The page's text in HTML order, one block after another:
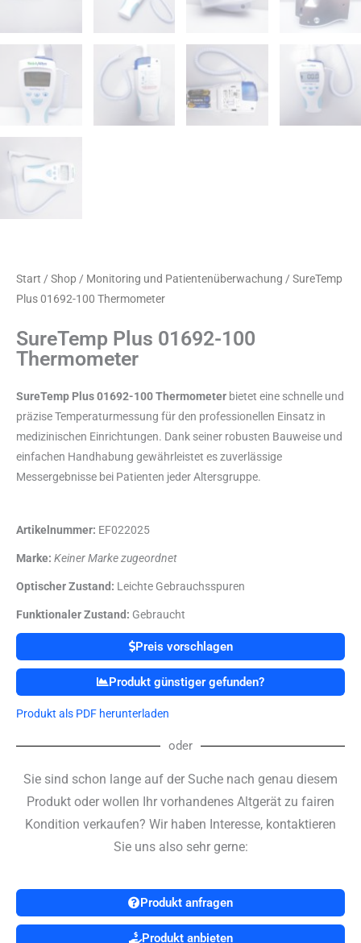
Start / Shop / Monitoring und Patientenüberwachung / SureTemp
Plus 01692-100 Thermometer
SureTemp Plus 01692-100
Thermometer
SureTemp Plus 01692-100 Thermometer bietet eine schnelle und
präzise Temperaturmessung für den professionellen Einsatz in
medizinischen Einrichtungen. Dank seiner robusten Bauweise und
einfachen Handhabung gewährleistet es zuverlässige
Messergebnisse bei Patienten jeder Altersgruppe.
Artikelnummer: EF022025
Marke: Keiner Marke zugeordnet
Optischer Zustand: Leichte Gebrauchsspuren
Funktionaler Zustand: Gebraucht
Preis vorschlagen
Produkt günstiger gefunden?
Produkt als PDF herunterladen
oder
Sie sind schon lange auf der Suche nach genau diesem
Produkt oder wollen Ihr vorhandenes Altgerät zu fairen
Kondition verkaufen? Wir haben Interesse, kontaktieren
Sie uns also sehr gerne:
Produkt anfragen
Produkt anbieten